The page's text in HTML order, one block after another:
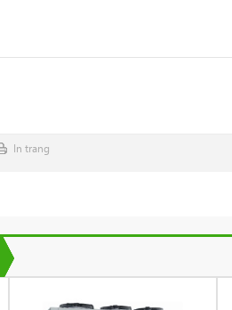
In trang